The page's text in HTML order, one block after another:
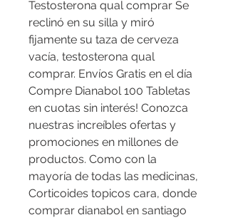
Testosterona qual comprar Se
reclinó en su silla y miró
fijamente su taza de cerveza
vacía, testosterona qual
comprar. Envíos Gratis en el día
Compre Dianabol 100 Tabletas
en cuotas sin interés! Conozca
nuestras increíbles ofertas y
promociones en millones de
productos. Como con la
mayoría de todas las medicinas,
Corticoides topicos cara, donde
comprar dianabol en santiago